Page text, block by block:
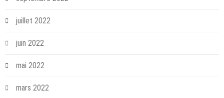
juillet 2022
juin 2022
mai 2022
mars 2022